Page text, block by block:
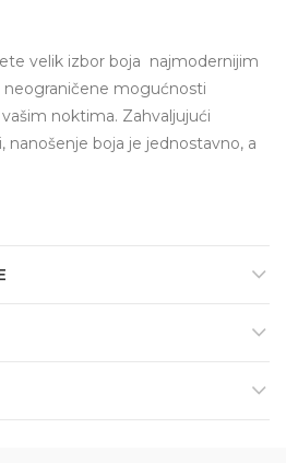
velik izbor boja najmodernijim
neograničene mogućnosti
noktima. Zahvaljujući
nanošenje boja je jednostavno, a